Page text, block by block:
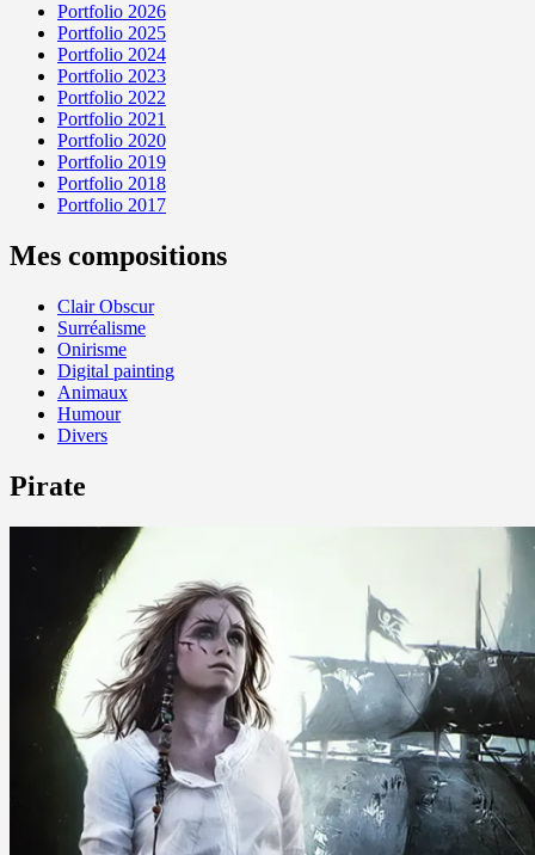
Portfolio 2026
Portfolio 2025
Portfolio 2024
Portfolio 2023
Portfolio 2022
Portfolio 2021
Portfolio 2020
Portfolio 2019
Portfolio 2018
Portfolio 2017
Mes compositions
Clair Obscur
Surréalisme
Onirisme
Digital painting
Animaux
Humour
Divers
Pirate